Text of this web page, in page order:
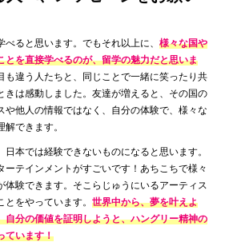
ると思います。でもそれ以上に、 様々な国や
とを直接学べるのが、留学の魅力だと思いま
も違う人たちと、同じことで一緒に笑ったり共
きは感動しました。友達が増えると、その国の
や他人の情報ではなく、自分の体験で、様々な
できます。
本では経験できないものになると思います。
ーテインメントがすごいです！あちこちで様々
体験できます。そこらじゅうにいるアーティス
とをやっています。 世界中から、夢を叶えよ
自分の価値を証明しようと、ハングリー精神の
ています！